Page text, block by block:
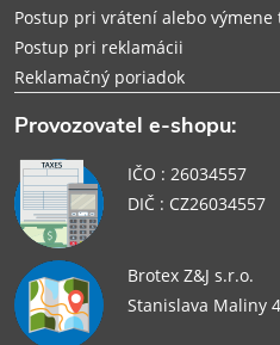
Postup pri vrátení alebo výmene
Postup pri reklamácii
Reklamačný poriadok
Provozovatel e-shopu:
IČO : 26034557
DIČ : CZ26034557
Brotex Z&J s.r.o.
Stanislava Maliny